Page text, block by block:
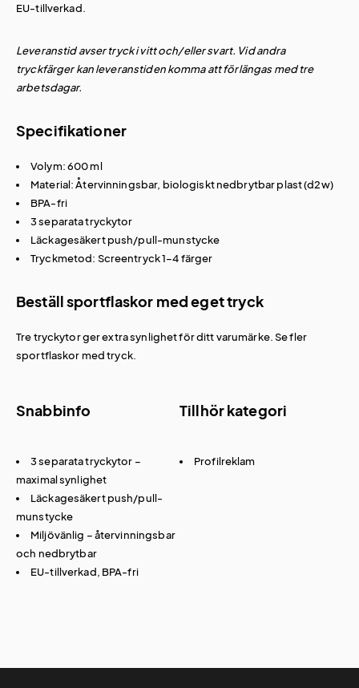
EU-tillverkad.
Leveranstid avser tryck i vitt och/eller svart. Vid andra
tryckfärger kan leveranstiden komma att förlängas med tre
arbetsdagar.
Specifikationer
Volym: 600 ml
Material: Återvinningsbar, biologiskt nedbrytbar plast (d2w)
BPA-fri
3 separata tryckytor
Läckagesäkert push/pull-munstycke
Tryckmetod: Screentryck 1–4 färger
Beställ sportflaskor med eget tryck
Tre tryckytor ger extra synlighet för ditt varumärke. Se fler
sportflaskor med tryck.
Snabbinfo
3 separata tryckytor –
maximal synlighet
Läckagesäkert push/pull-
munstycke
Miljövänlig – återvinningsbar
och nedbrytbar
EU-tillverkad, BPA-fri
Tillhör kategori
Profilreklam